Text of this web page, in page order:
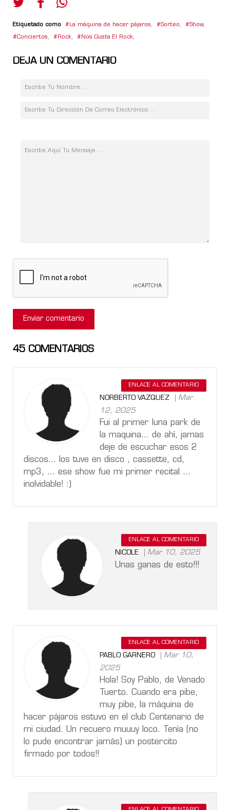
Etiquetado como La máquina de hacer pájaros, Sorteo, Show,
Conciertos, Rock, Nos Gusta El Rock,
DEJA UN COMENTARIO
45 COMENTARIOS
ENLACE AL COMENTARIO
NORBERTO VAZQUEZ
Mar
12, 2025
Fui al primer luna park de
la maquina… de ahí, jamas
deje de escuchar esos 2
discos… los tuve en disco , cassette, cd,
mp3, … ese show fue mi primer recital …
inolvidable! :)
ENLACE AL COMENTARIO
NICOLE Mar 10, 2025
Unas ganas de esto!!!
ENLACE AL COMENTARIO
PABLO GARNERO
Mar 10,
2025
Hola! Soy Pablo, de Venado
Tuerto. Cuando era pibe,
muy pibe, la máquina de
hacer pájaros estuvo en el club Centenario de
mi ciudad. Un recuero muuuy loco. Tenía (no
lo pude encontrar jamás) un postercito
firmado por todos!!